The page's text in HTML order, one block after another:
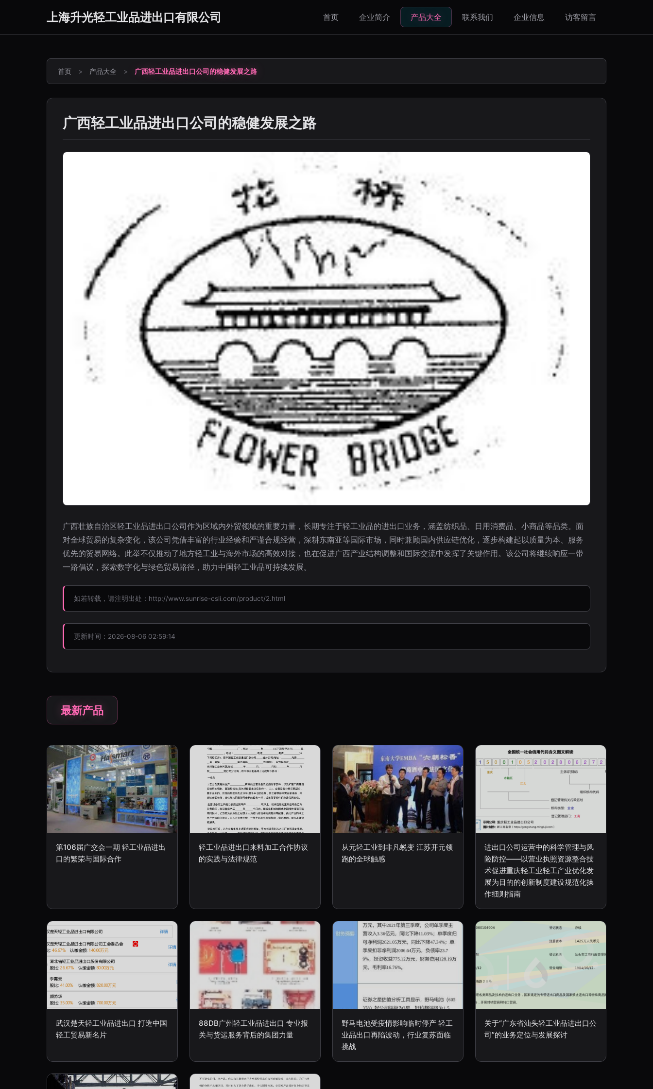
上海升光轻工业品进出口有限公司 首页 企业简介 产品大全 联系我们 企业信息 访客留言
首页 > 产品大全 > 广西轻工业品进出口公司的稳健发展之路
广西轻工业品进出口公司的稳健发展之路
广西壮族自治区轻工业品进出口公司作为区域内外贸领域的重要力量，长期专注于轻工业品的进出口业务，涵盖纺织品、日用消费品、小商品等品类。面
对全球贸易的复杂变化，该公司凭借丰富的行业经验和严谨合规经营，深耕东南亚等国际市场，同时兼顾国内供应链优化，逐步构建起以质量为本、服务
优先的贸易网络。此举不仅推动了地方轻工业与海外市场的高效对接，也在促进广西产业结构调整和国际交流中发挥了关键作用。该公司将继续响应一带
一路倡议，探索数字化与绿色贸易路径，助力中国轻工业品可持续发展。
如若转载，请注明出处：http://www.sunrise-csli.com/product/2.html
更新时间：2026-08-06 02:59:14
最新产品
第106届广交会一期 轻工业品进出
口的繁荣与国际合作
轻工业品进出口来料加工合作协议
的实践与法律规范
从元轻工业到非凡蜕变 江苏开元领
跑的全球触感
进出口公司运营中的科学管理与风
险防控——以营业执照资源整合技
术促进重庆轻工业轻工产业优化发
展为目的的创新制度建设规范化操
作细则指南
武汉楚天轻工业品进出口 打造中国
轻工贸易新名片
88DB广州轻工业品进出口 专业报
关与货运服务背后的集团力量
野马电池受疫情影响临时停产 轻工
业品出口再陷波动，行业复苏面临
挑战
关于“广东省汕头轻工业品进出口公
司”的业务定位与发展探讨